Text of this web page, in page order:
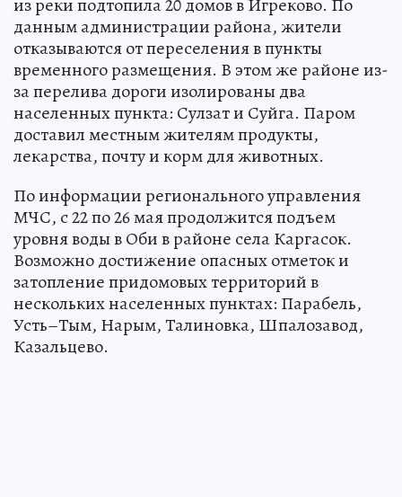
данным администрации района, жители
отказываются от переселения в пункты
временного размещения. В этом же районе из-
за перелива дороги изолированы два
населенных пункта: Сулзат и Суйга. Паром
доставил местным жителям продукты,
лекарства, почту и корм для животных.
По информации регионального управления
МЧС, с 22 по 26 мая продолжится подъем
уровня воды в Оби в районе села Каргасок.
Возможно достижение опасных отметок и
затопление придомовых территорий в
нескольких населенных пунктах: Парабель,
Усть–Тым, Нарым, Талиновка, Шпалозавод,
Казальцево.